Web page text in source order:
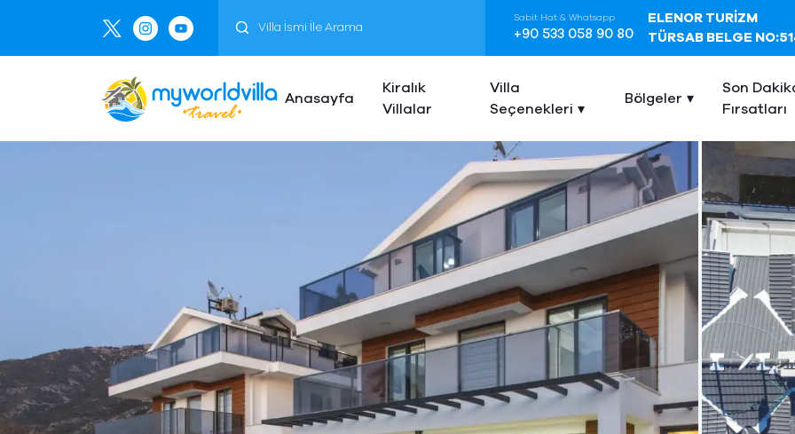
Sabit Hat & Whatsapp
+90 533 058 90 80
ELENOR TURİZM
TÜRSAB BELGE
Anasayfa
Kiralık
Villalar
Villa
Seçenekleri
Bölgeler
Son
Fırsatları